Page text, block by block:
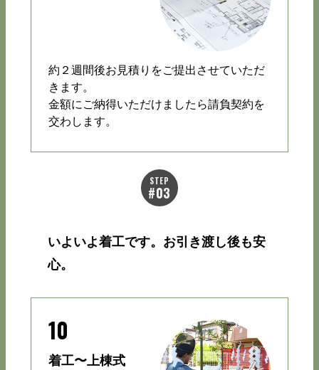
約２週間後お見積りをご提出させていただ
きます。
金額にご納得いただけましたら請負契約を
交わします。
いよいよ着工です。お引き渡し後も安
心。
10
着工〜上棟式